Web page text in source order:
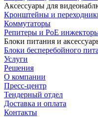
Аксессуары для
Кронштейны и
Коммутаторы
Репитеры и PoE
Блоки питания и
Блоки бесперебойного
Услуги
Решения
О компании
Пресс-центр
Тендерный отдел
Доставка и оплата
Контакты